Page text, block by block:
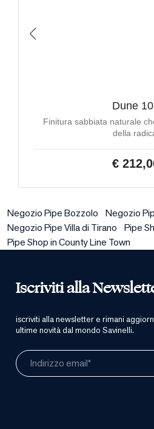
Dune
Finitura sabbiata naturale
della
€
Negozio Pipe Bozzolo
Negozio
Negozio Pipe Villa di Tirano
Pipe
Pipe Shop in County Line Town
Iscriviti alla
iscriviti alla newsletter e rimani
ultime novità dal mondo Savinelli.
Indirizzo email*